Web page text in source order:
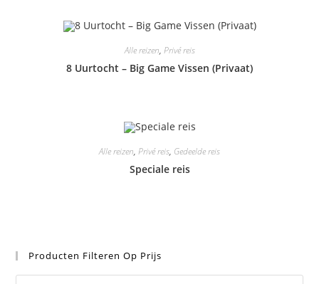
Alle reizen, Privé reis
8 Uurtocht – Big Game Vissen (Privaat)
Alle reizen, Privé reis, Gedeelde reis
Speciale reis
Producten Filteren Op Prijs